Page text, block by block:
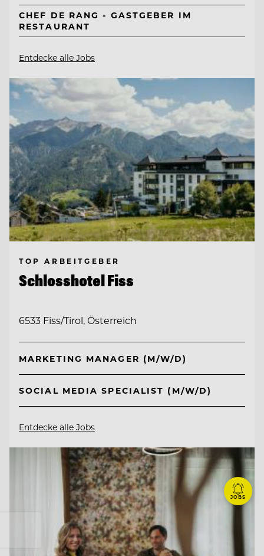
CHEF DE RANG - GASTGEBER IM
RESTAURANT
Entdecke alle Jobs
TOP ARBEITGEBER
Schlosshotel Fiss
6533 Fiss/Tirol, Österreich
MARKETING MANAGER (M/W/D)
SOCIAL MEDIA SPECIALIST (M/W/D)
Entdecke alle Jobs
JOBS